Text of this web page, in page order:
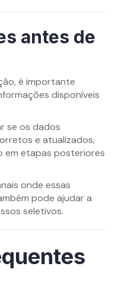
antes de
é importante
disponíveis
se os dados
e atualizados,
em etapas posteriores
onde essas
pode ajudar a
seletivos.